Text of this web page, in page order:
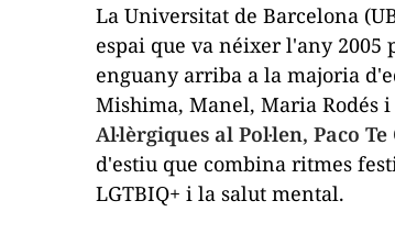
La Universitat de Barcelona
espai que va néixer l'any
enguany arriba a la majoria
Mishima, Manel, Maria Rodés
Al·lèrgiques al Pol·len, Paco
d'estiu que combina ritmes
LGTBIQ+ i la salut mental.